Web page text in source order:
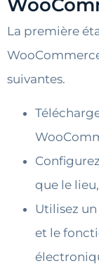
La première
suivantes.
que le
Utilisez
et le